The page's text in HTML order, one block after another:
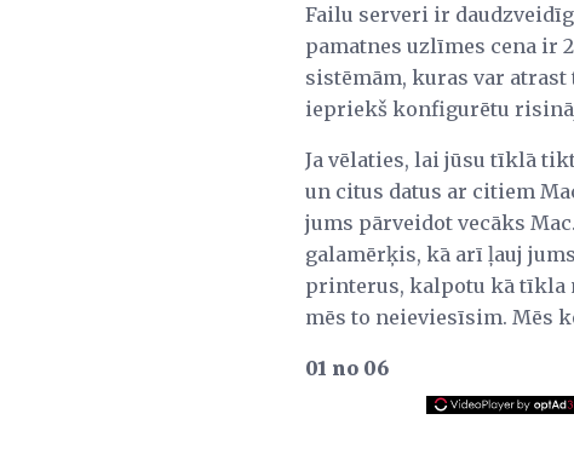
Failu serveri ir
pamatnes uzlīmes cena ir
sistēmām, kuras var atrast
iepriekš konfigurētu
Ja vēlaties, lai jūsu tīklā
un citus datus ar citiem
jums pārveidot vecāks
galamērķis, kā arī ļauj
printerus, kalpotu kā tīkla
mēs to neieviesīsim. Mēs
01 no 06